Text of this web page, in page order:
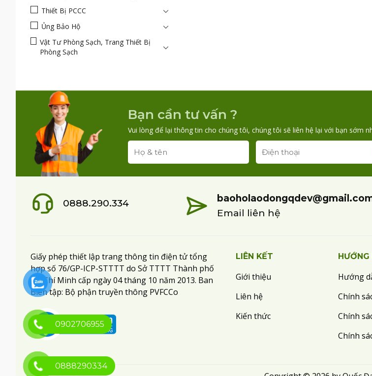
Thiết Bị PCCC
Ủng Bảo Hộ
Vật Tư Phòng Sạch, Trang Thiết Bị
Phòng Sạch
Bạn cần tư vấn ?
Vui lòng để lại thông tin cho chúng tôi, chúng tôi sẽ liên hệ lại với bạn sớm
0888.290.334
Email liên hệ
Giấy phép thiết lập trang thông tin điện tử tổng
hợp số 76/GP-ICP-STTTT do Sở TTTT Thành phố
Hồ Chí Minh cấp ngày 04 tháng 10 năm 2013. Ban
Biên tập: Bộ phận truyền thông PVFCCo
LIÊN KẾT
Giới thiệu
Liên hệ
Kiến thức
Hướng
Chính
Chính
Chính
0902706955
0888290334